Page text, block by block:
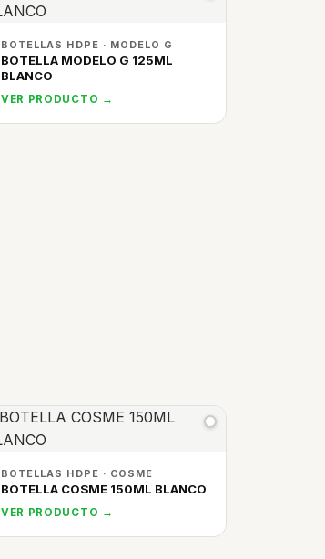
BOTELLAS HDPE · MODELO G
BOTELLA MODELO G 125ML
BLANCO
VER PRODUCTO →
BOTELLAS HDPE · COSME
BOTELLA COSME 150ML BLANCO
VER PRODUCTO →